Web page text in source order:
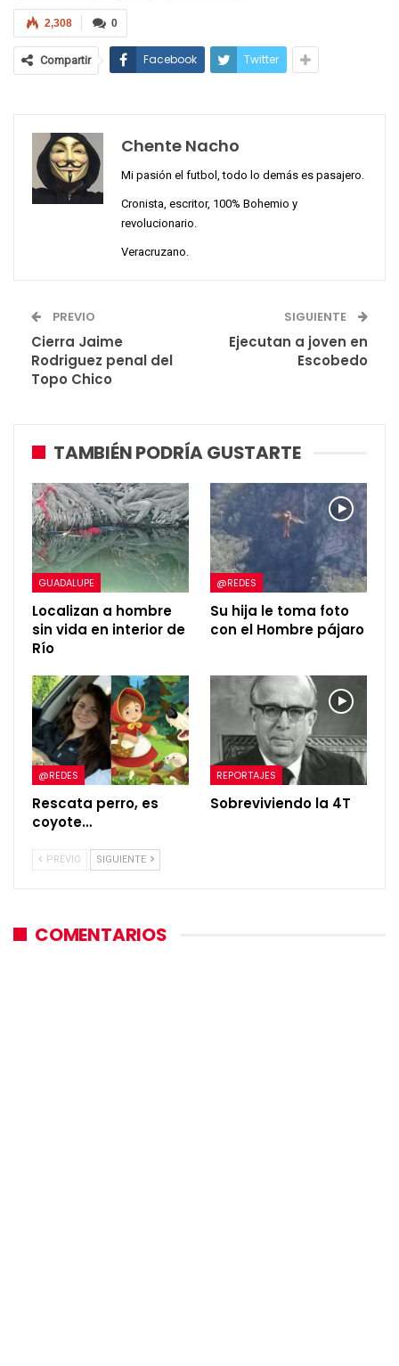
0
2,308
Compartir Facebook Twitter
Chente Nacho
Mi pasión el futbol, todo lo demás es pasajero.
Cronista, escritor, 100% Bohemio y
revolucionario.
Veracruzano.
PREVIO
Cierra Jaime
Rodriguez penal del
Topo Chico
SIGUIENTE
Ejecutan a joven en
Escobedo
TAMBIÉN PODRÍA GUSTARTE
GUADALUPE
Localizan a hombre
sin vida en interior de
Río
@REDES
Su hija le toma foto
con el Hombre pájaro
@REDES
Rescata perro, es
coyote…
REPORTAJES
Sobreviviendo la 4T
PREVIO SIGUIENTE
COMENTARIOS